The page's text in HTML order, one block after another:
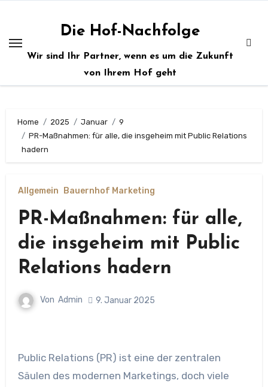
springen
Die Hof-Nachfolge
Wir sind Ihr Partner, wenn es um die Zukunft
von Ihrem Hof geht
Home 2025 Januar
9
PR-Maßnahmen: für alle, die insgeheim mit Public Relations
hadern
Allgemein Bauernhof Marketing
PR-Maßnahmen: für alle,
die insgeheim mit Public
Relations hadern
Von Admin 9. Januar 2025
Public Relations (PR) ist eine der zentralen
Säulen des modernen Marketings, doch viele